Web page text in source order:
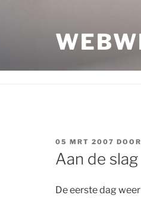
GEPLAATST
OP
05 MRT 2007 DOOR
Aan de slag
De eerste dag